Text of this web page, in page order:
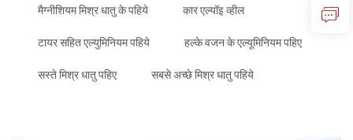
मैग्नीशियम मिश्र धातु के पहिये कार एल्यॉइ व्हील
टायर सहित एल्युमिनियम पहिये हल्के वजन के एल्यूमिनियम पहिए
सस्ते मिश्र धातु पहिए सबसे अच्छे मिश्र धातु पहिये